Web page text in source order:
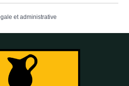
et administrative